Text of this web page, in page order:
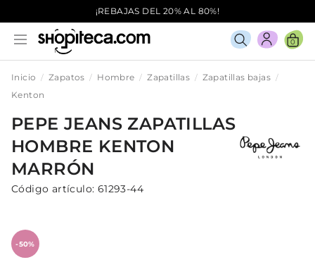
¡REBAJAS DEL 20% AL 80%!
0
Inicio Zapatos Hombre Zapatillas
Zapatillas bajas
Kenton
PEPE JEANS ZAPATILLAS
HOMBRE KENTON
MARRÓN
Código artículo: 61293-44
-50%